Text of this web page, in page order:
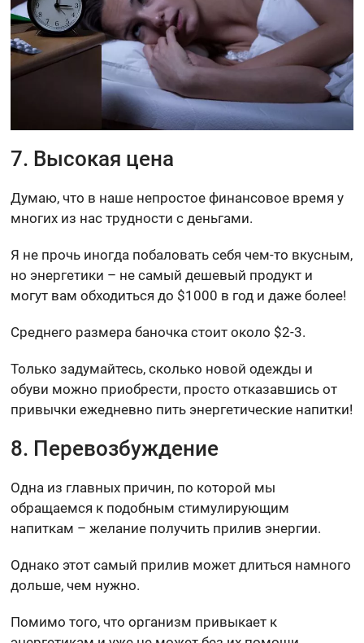
7. Высокая цена
Думаю, что в наше непростое финансовое время у
многих из нас трудности с деньгами.
Я не прочь иногда побаловать себя чем-то вкусным,
но энергетики – не самый дешевый продукт и
могут вам обходиться до $1000 в год и даже более!
Среднего размера баночка стоит около $2-3.
Только задумайтесь, сколько новой одежды и
обуви можно приобрести, просто отказавшись от
привычки ежедневно пить энергетические напитки!
8. Перевозбуждение
Одна из главных причин, по которой мы
обращаемся к подобным стимулирующим
напиткам – желание получить прилив энергии.
Однако этот самый прилив может длиться намного
дольше, чем нужно.
Помимо того, что организм привыкает к